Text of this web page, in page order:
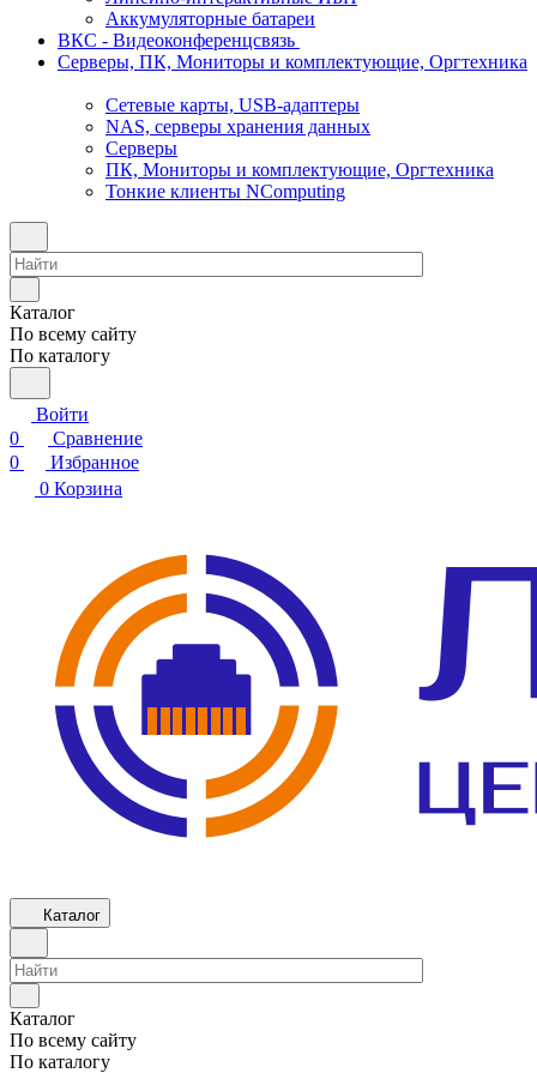
Аккумуляторные батареи
ВКС - Видеоконференцсвязь
Серверы, ПК, Мониторы и комплектующие, Оргтехника
Сетевые карты, USB-адаптеры
NAS, серверы хранения данных
Серверы
ПК, Мониторы и комплектующие, Оргтехника
Тонкие клиенты NComputing
Каталог
По всему сайту
По каталогу
Войти
0
Сравнение
0
Избранное
0 Корзина
Каталог
Каталог
По всему сайту
По каталогу